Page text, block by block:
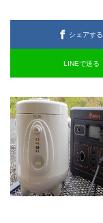
シェアする
LINEで送る